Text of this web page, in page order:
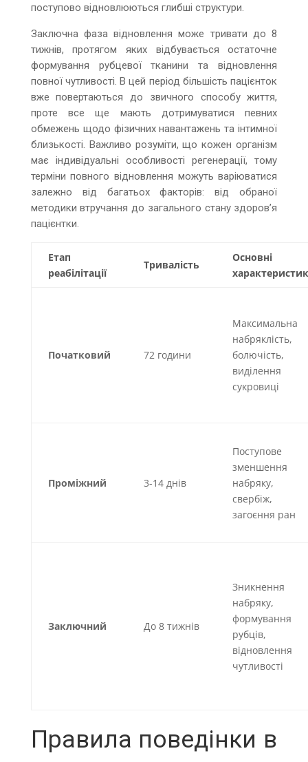
поступово відновлюються глибші структури.
Заключна фаза відновлення може тривати до 8
тижнів, протягом яких відбувається остаточне
формування рубцевої тканини та відновлення
повної чутливості. В цей період більшість пацієнток
вже повертаються до звичного способу життя,
проте все ще мають дотримуватися певних
обмежень щодо фізичних навантажень та інтимної
близькості. Важливо розуміти, що кожен організм
має індивідуальні особливості регенерації, тому
терміни повного відновлення можуть варіюватися
залежно від багатьох факторів: від обраної
методики втручання до загального стану здоров’я
пацієнтки.
Етап
реабілітації
Тривалість
Основні
Початковий 72 години
Максимальна
набряклість,
болючість,
виділення
сукровиці
Проміжний 3-14 днів
Поступове
зменшення
набряку,
свербіж,
загоєння ран
Заключний До 8 тижнів
Зникнення
набряку,
формування
рубців,
відновлення
чутливості
Правила поведінки в